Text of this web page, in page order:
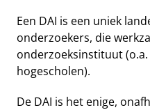
Een DAI is een uniek
onderzoekers, die
onderzoeksinstituut
hogescholen).
De DAI is het enige,